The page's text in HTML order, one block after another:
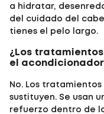
a hidratar,
del cuidado del
tienes el pelo largo.
¿Los
el
No. Los
sustituyen. Se usan
refuerzo dentro de